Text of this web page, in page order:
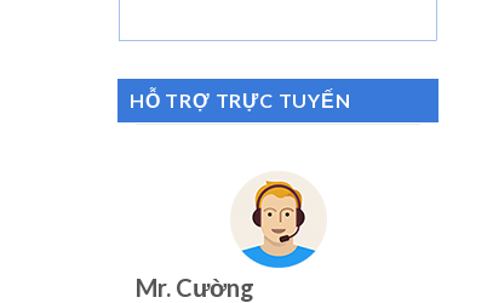
HỖ TRỢ TRỰC TUYẾN
Mr. Cường